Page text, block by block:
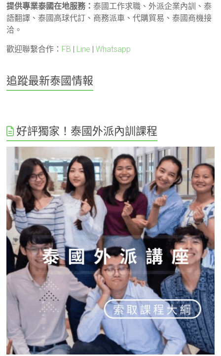
提供專業泰國在地服務：泰國工作求職、外派企業內訓、泰
語翻譯、泰國高球代訂、商務派車、代購貿易、泰國商機接
洽。
歡迎聯繫合作： FB | Line |Whatsapp
追蹤最新泰國情報
好評獨家！泰國外派內訓課程